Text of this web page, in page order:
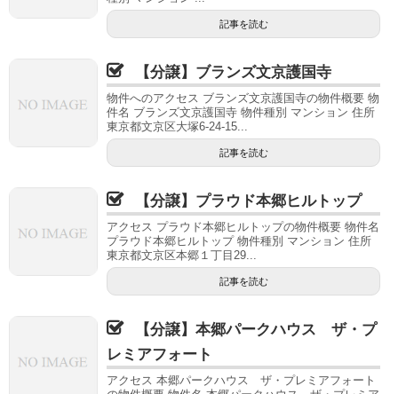
記事を読む
【分譲】ブランズ文京護国寺
物件へのアクセス ブランズ文京護国寺の物件概要 物
件名 ブランズ文京護国寺 物件種別 マンション 住所
東京都文京区大塚6-24-15...
記事を読む
【分譲】プラウド本郷ヒルトップ
アクセス プラウド本郷ヒルトップの物件概要 物件名
プラウド本郷ヒルトップ 物件種別 マンション 住所
東京都文京区本郷１丁目29...
記事を読む
【分譲】本郷パークハウス ザ・プ
レミアフォート
アクセス 本郷パークハウス ザ・プレミアフォート